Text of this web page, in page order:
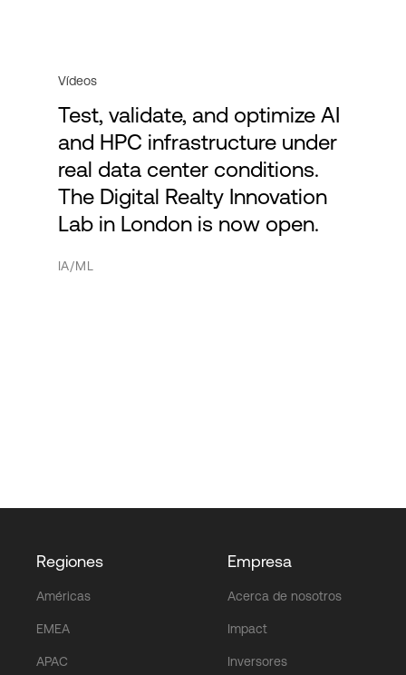
Vídeos
Test, validate, and optimize AI
and HPC infrastructure under
real data center conditions.
The Digital Realty Innovation
Lab in London is now open.
IA/ML
Regiones
Américas
EMEA
APAC
Empresa
Acerca de nosotros
Impact
Inversores